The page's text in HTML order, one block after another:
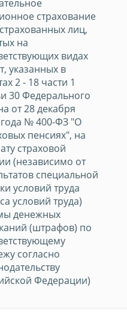
страхование
лиц,
на
видах
указанных в
2 - 18 части 1
30 Федерального
от 28 декабря
№ 400-ФЗ "О
пенсиях", на
страховой
(независимо от
специальной
условий труда
условий труда)
денежных
(штрафов) по
согласно
Федерации)